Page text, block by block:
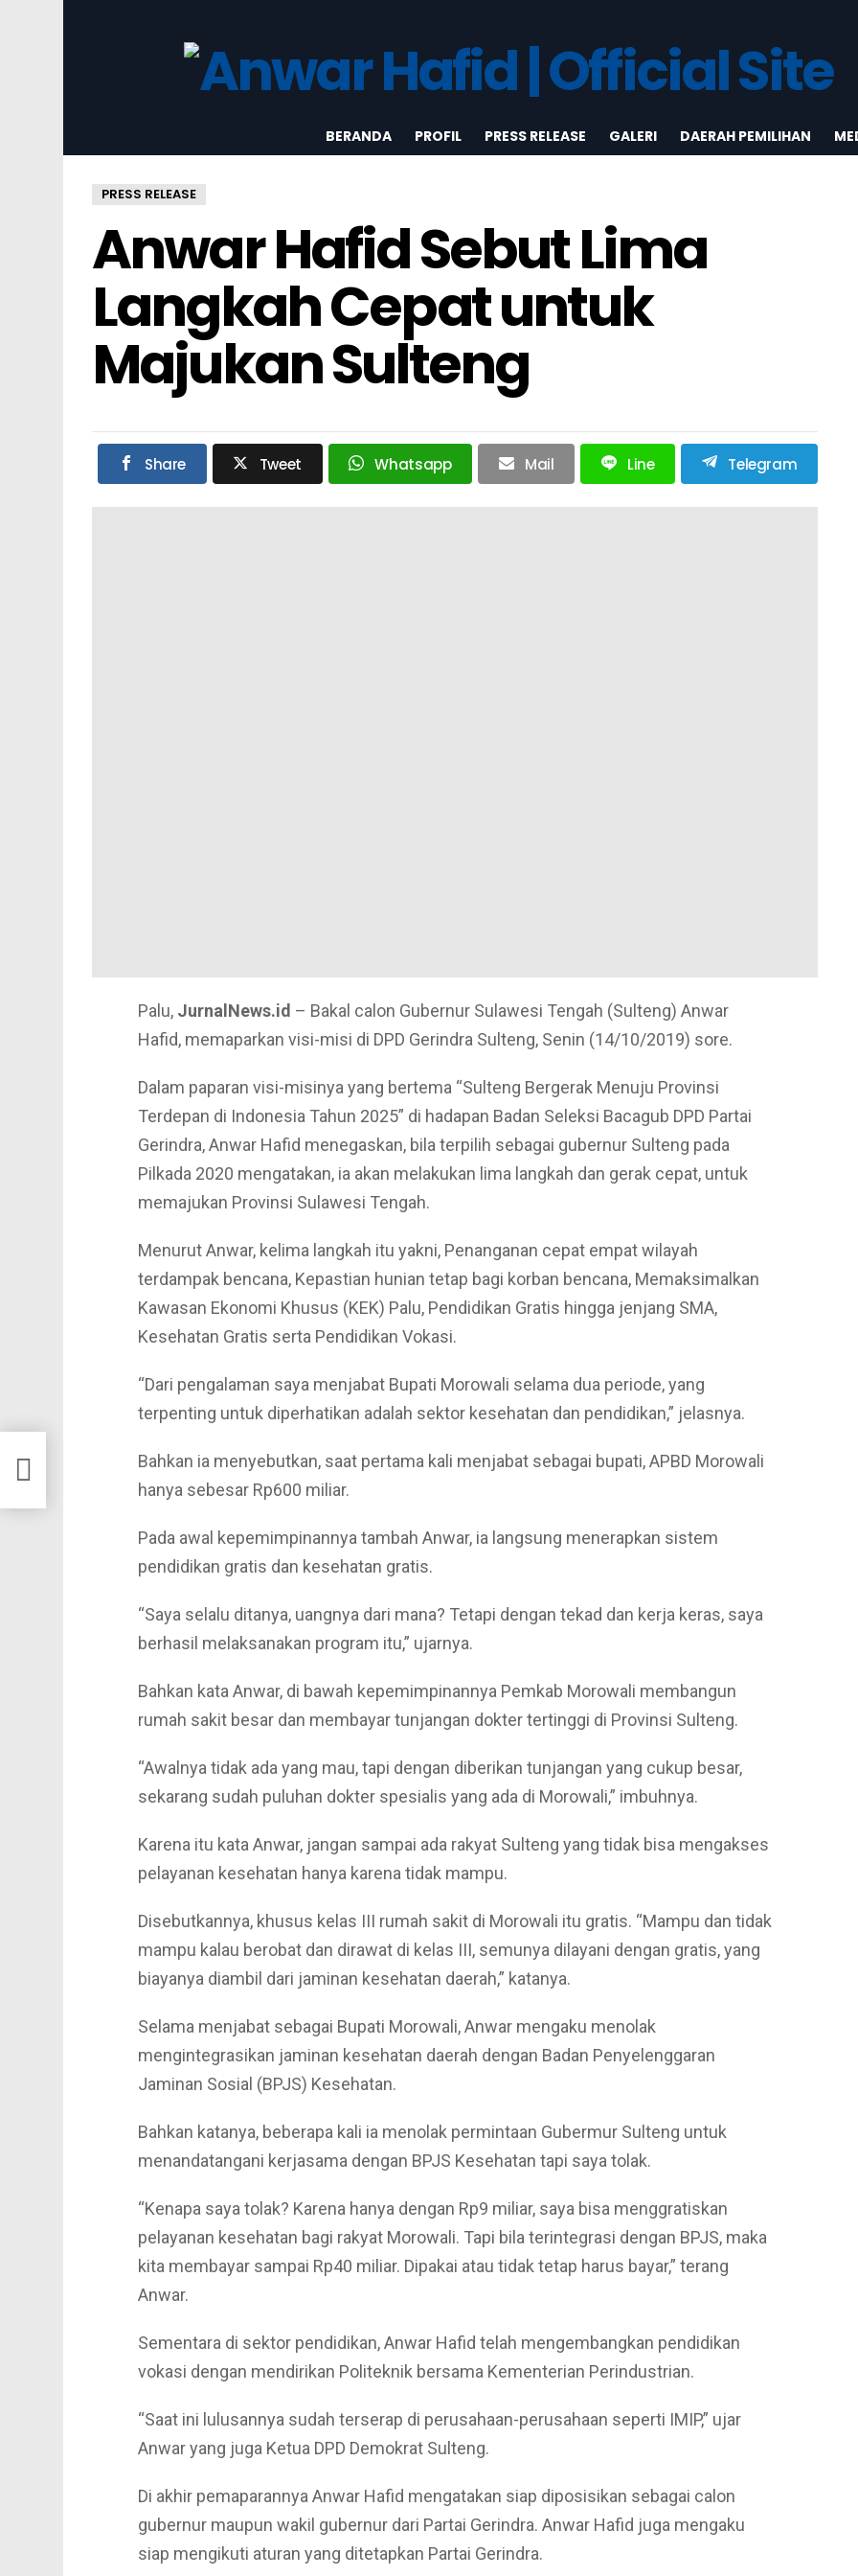
BERANDA PROFIL PRESS RELEASE GALERI DAERAH PEMILIHAN
PRESS RELEASE
Anwar Hafid Sebut Lima
Langkah Cepat untuk
Majukan Sulteng
Share Tweet Whatsapp Mail Line Telegram
Palu, JurnalNews.id – Bakal calon Gubernur Sulawesi Tengah (Sulteng) Anwar
Hafid, memaparkan visi-misi di DPD Gerindra Sulteng, Senin (14/10/2019) sore.
Dalam paparan visi-misinya yang bertema “Sulteng Bergerak Menuju Provinsi
Terdepan di Indonesia Tahun 2025” di hadapan Badan Seleksi Bacagub DPD Partai
Gerindra, Anwar Hafid menegaskan, bila terpilih sebagai gubernur Sulteng pada
Pilkada 2020 mengatakan, ia akan melakukan lima langkah dan gerak cepat, untuk
memajukan Provinsi Sulawesi Tengah.
Menurut Anwar, kelima langkah itu yakni, Penanganan cepat empat wilayah
terdampak bencana, Kepastian hunian tetap bagi korban bencana, Memaksimalkan
Kawasan Ekonomi Khusus (KEK) Palu, Pendidikan Gratis hingga jenjang SMA,
Kesehatan Gratis serta Pendidikan Vokasi.
“Dari pengalaman saya menjabat Bupati Morowali selama dua periode, yang
terpenting untuk diperhatikan adalah sektor kesehatan dan pendidikan,” jelasnya.
Bahkan ia menyebutkan, saat pertama kali menjabat sebagai bupati, APBD Morowali
hanya sebesar Rp600 miliar.
Pada awal kepemimpinannya tambah Anwar, ia langsung menerapkan sistem
pendidikan gratis dan kesehatan gratis.
“Saya selalu ditanya, uangnya dari mana? Tetapi dengan tekad dan kerja keras, saya
berhasil melaksanakan program itu,” ujarnya.
Bahkan kata Anwar, di bawah kepemimpinannya Pemkab Morowali membangun
rumah sakit besar dan membayar tunjangan dokter tertinggi di Provinsi Sulteng.
“Awalnya tidak ada yang mau, tapi dengan diberikan tunjangan yang cukup besar,
sekarang sudah puluhan dokter spesialis yang ada di Morowali,” imbuhnya.
Karena itu kata Anwar, jangan sampai ada rakyat Sulteng yang tidak bisa mengakses
pelayanan kesehatan hanya karena tidak mampu.
Disebutkannya, khusus kelas III rumah sakit di Morowali itu gratis. “Mampu dan tidak
mampu kalau berobat dan dirawat di kelas III, semunya dilayani dengan gratis, yang
biayanya diambil dari jaminan kesehatan daerah,” katanya.
Selama menjabat sebagai Bupati Morowali, Anwar mengaku menolak
mengintegrasikan jaminan kesehatan daerah dengan Badan Penyelenggaran
Jaminan Sosial (BPJS) Kesehatan.
Bahkan katanya, beberapa kali ia menolak permintaan Gubermur Sulteng untuk
menandatangani kerjasama dengan BPJS Kesehatan tapi saya tolak.
“Kenapa saya tolak? Karena hanya dengan Rp9 miliar, saya bisa menggratiskan
pelayanan kesehatan bagi rakyat Morowali. Tapi bila terintegrasi dengan BPJS, maka
kita membayar sampai Rp40 miliar. Dipakai atau tidak tetap harus bayar,” terang
Anwar.
Sementara di sektor pendidikan, Anwar Hafid telah mengembangkan pendidikan
vokasi dengan mendirikan Politeknik bersama Kementerian Perindustrian.
“Saat ini lulusannya sudah terserap di perusahaan-perusahaan seperti IMIP,” ujar
Anwar yang juga Ketua DPD Demokrat Sulteng.
Di akhir pemaparannya Anwar Hafid mengatakan siap diposisikan sebagai calon
gubernur maupun wakil gubernur dari Partai Gerindra. Anwar Hafid juga mengaku
siap mengikuti aturan yang ditetapkan Partai Gerindra.